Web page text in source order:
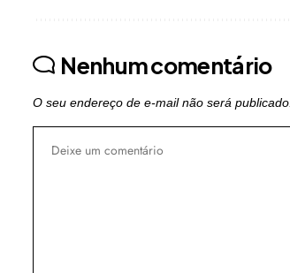
Nenhum comentário
O seu endereço de e-mail não será publicado.